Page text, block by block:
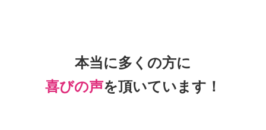
本当に多くの方に
喜びの声を頂いています！